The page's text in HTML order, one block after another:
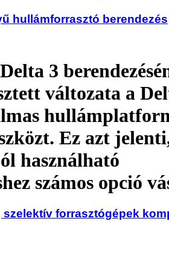
hullámforrasztó berendezés
3
változata a
Ez azt
használható
számos opció
forrasztógépek